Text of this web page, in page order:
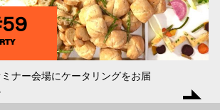
ミナー会場にケータリングをお届